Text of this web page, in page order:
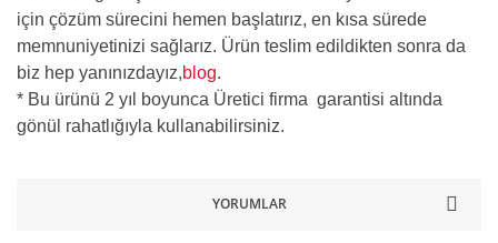
için çözüm sürecini hemen başlatırız, en kısa sürede
memnuniyetinizi sağlarız. Ürün teslim edildikten sonra da
biz hep yanınızdayız,blog.
* Bu ürünü 2 yıl boyunca Üretici firma garantisi altında
gönül rahatlığıyla kullanabilirsiniz.
YORUMLAR